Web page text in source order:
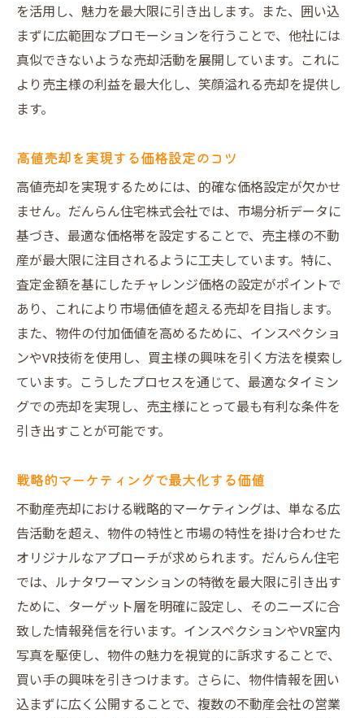
を活用し、魅力を最大限に引き出します。また、囲い込
まずに広範囲なプロモーションを行うことで、他社には
真似できないような売却活動を展開しています。これに
より売主様の利益を最大化し、笑顔溢れる売却を提供し
ます。
高値売却を実現する価格設定のコツ
高値売却を実現するためには、的確な価格設定が欠かせ
ません。だんらん住宅株式会社では、市場分析データに
基づき、最適な価格帯を設定することで、売主様の不動
産が最大限に注目されるように工夫しています。特に、
査定金額を基にしたチャレンジ価格の設定がポイントで
あり、これにより市場価値を超える売却を目指します。
また、物件の付加価値を高めるために、インスペクショ
ンやVR技術を使用し、買主様の興味を引く方法を模索し
ています。こうしたプロセスを通じて、最適なタイミン
グでの売却を実現し、売主様にとって最も有利な条件を
引き出すことが可能です。
戦略的マーケティングで最大化する価値
不動産売却における戦略的マーケティングは、単なる広
告活動を超え、物件の特性と市場の特性を掛け合わせた
オリジナルなアプローチが求められます。だんらん住宅
では、ルナタワーマンションの特徴を最大限に引き出す
ために、ターゲット層を明確に設定し、そのニーズに合
致した情報発信を行います。インスペクションやVR室内
写真を駆使し、物件の魅力を視覚的に訴求することで、
買い手の興味を引きつけます。さらに、物件情報を囲い
込まずに広く公開することで、複数の不動産会社の営業